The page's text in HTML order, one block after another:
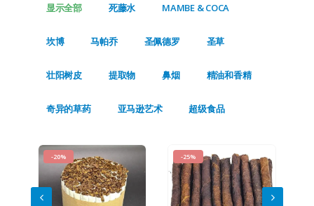
显示全部 死藤水 MAMBE & COCA
坎博 马帕乔 圣佩德罗 圣草
壮阳树皮 提取物 鼻烟 精油和香精
奇异的草药 亚马逊艺术 超级食品
-20% -25%